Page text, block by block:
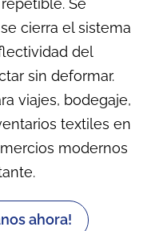
Se
cierra el sistema
del
sin deformar.
viajes, bodegaje,
textiles en
modernos
ahora!